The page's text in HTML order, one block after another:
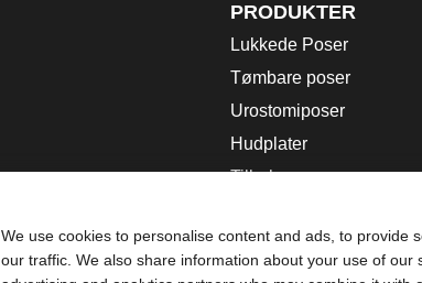
We use cookies to personalise content and ads, to provide
our traffic. We also share information about your use of our
PRODUKTER
Lukkede Poser
Tømbare poser
Urostomiposer
Hudplater
Tilbehør
Dansac Produktkatalog
Sikkerhetsdatablader